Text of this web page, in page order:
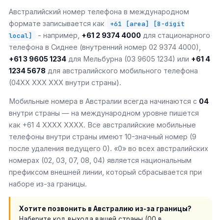
Австралийский номер телефона в международном
формате записывается как
+61 [area] [8-digit
local]
- например, +61 2 9374 4000 для стационарного
телефона в Сиднее (внутренний номер 02 9374 4000),
+61 3 9605 1234 для Мельбурна (03 9605 1234) или +61 4
1234 5678 для австралийского мобильного телефона
(04XX XXX XXX внутри страны).
Мобильные номера в Австралии всегда начинаются с 04
внутри страны — на международном уровне пишется
как +61 4 XXXX XXXX. Все австралийские мобильные
телефоны внутри страны имеют 10-значный номер (9
после удаления ведущего 0). «0» во всех австралийских
номерах (02, 03, 07, 08, 04) является национальным
префиксом внешней линии, который сбрасывается при
наборе из-за границы.
Хотите позвонить в Австралию из-за границы?